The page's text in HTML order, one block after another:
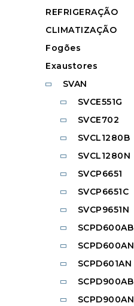
REFRIGERAÇÃO
CLIMATIZAÇÃO
Fogões
Exaustores
SVAN
SVCE551G
SVCE702
SVCL1280B
SVCL1280N
SVCP6651
SVCP6651C
SVCP9651N
SCPD600AB
SCPD600AN
SCPD601AN
SCPD900AB
SCPD900AN